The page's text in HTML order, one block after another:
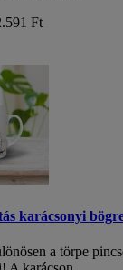
Ft
karácsonyi
a törpe